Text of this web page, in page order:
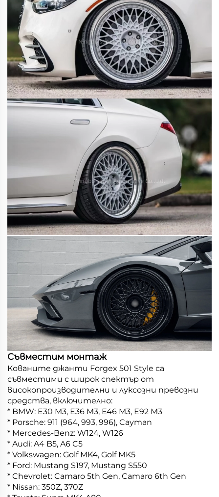
Съвместим монтаж
Кованите джанти Forgex 501 Style са
съвместими с широк спектър от
високопроизводителни и луксозни превозни
средства, включително:
* BMW: E30 M3, E36 M3, E46 M3, E92 M3
* Porsche: 911 (964, 993, 996), Cayman
* Mercedes-Benz: W124, W126
* Audi: A4 B5, A6 C5
* Volkswagen: Golf MK4, Golf MK5
* Ford: Mustang S197, Mustang S550
* Chevrolet: Camaro 5th Gen, Camaro 6th Gen
* Nissan: 350Z, 370Z